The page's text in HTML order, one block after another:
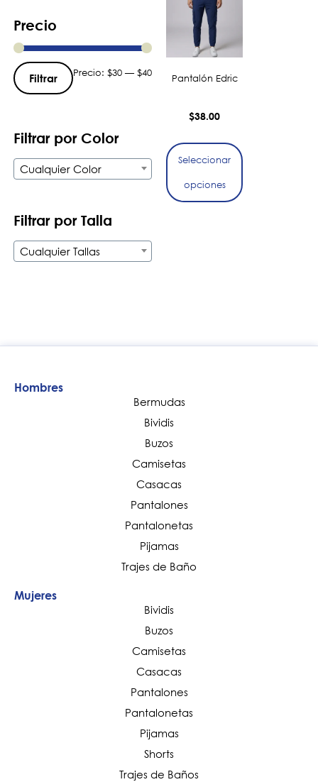
Precio
Filtrar Precio: $30 — $40
Filtrar por Color
Cualquier Color
Filtrar por Talla
Cualquier Tallas
Pantalón Edric
$38.00
Seleccionar
opciones
Hombres
Bermudas
Bividis
Buzos
Camisetas
Casacas
Pantalones
Pantalonetas
Pijamas
Trajes de Baño
Mujeres
Bividis
Buzos
Camisetas
Casacas
Pantalones
Pantalonetas
Pijamas
Shorts
Trajes de Baños